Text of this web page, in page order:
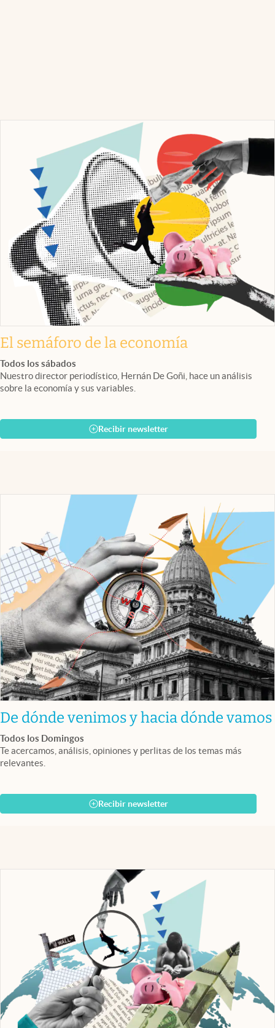
El semáforo de la economía
Todos los sábados
Nuestro director periodístico, Hernán De Goñi, hace un análisis
sobre la economía y sus variables.
Recibir newsletter
De dónde venimos y hacia dónde vamos
Todos los Domingos
Te acercamos, análisis, opiniones y perlitas de los temas más
relevantes.
Recibir newsletter